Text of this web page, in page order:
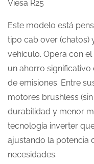
Viesa R25
Este modelo está
tipo cab over (chatos)
vehículo. Opera con
un ahorro
de emisiones. Entre
motores brushless
durabilidad y menor
tecnología inverter
ajustando la potencia
necesidades.